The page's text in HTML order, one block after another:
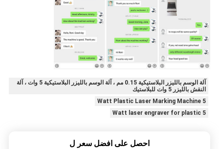
آلة الوسم بالليزر البلاستيكية 0.15 مم ، آلة الوسم بالليزر البلاستيكية 5 وات ، آلة
النقش بالليزر 5 وات للبلاستيك
5 Watt Plastic Laser Marking Machine
5 Watt laser engraver for plastic
احصل على افضل سعر ل